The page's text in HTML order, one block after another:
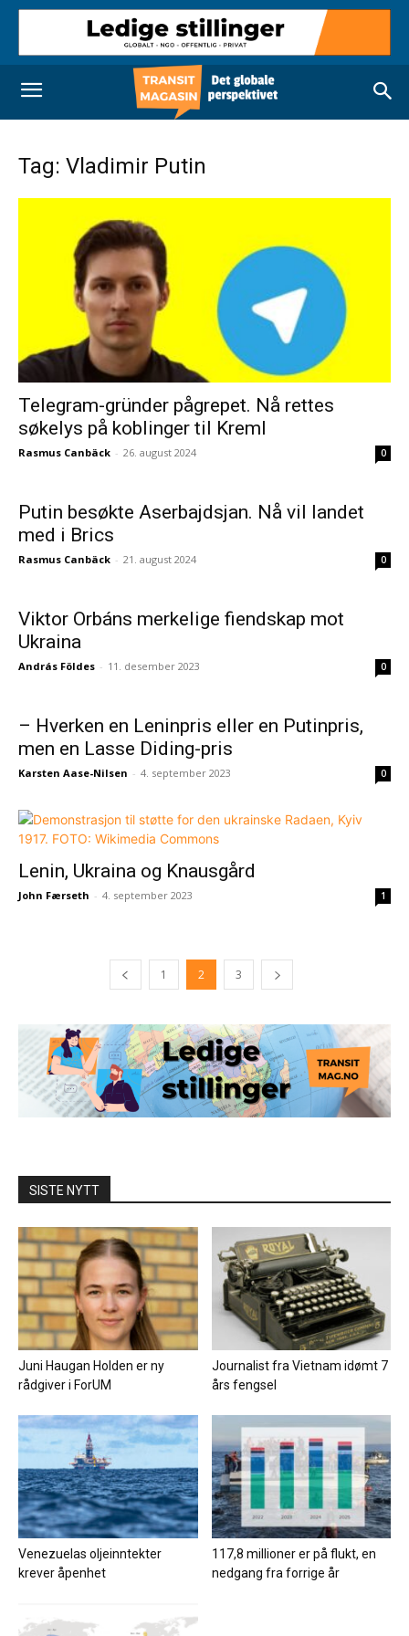
Tag: Vladimir Putin
Telegram-gründer pågrepet. Nå rettes
søkelys på koblinger til Kreml
Rasmus Canbäck - 26. august 2024 0
Putin besøkte Aserbajdsjan. Nå vil landet
med i Brics
Rasmus Canbäck - 21. august 2024 0
Viktor Orbáns merkelige fiendskap mot
Ukraina
András Földes - 11. desember 2023 0
– Hverken en Leninpris eller en Putinpris,
men en Lasse Diding-pris
Karsten Aase-Nilsen - 4. september 2023 0
Lenin, Ukraina og Knausgård
John Færseth - 4. september 2023 1
1 2 3
SISTE NYTT
Juni Haugan Holden er ny
rådgiver i ForUM
Journalist fra Vietnam idømt 7
års fengsel
Venezuelas oljeinntekter
krever åpenhet
117,8 millioner er på flukt, en
nedgang fra forrige år